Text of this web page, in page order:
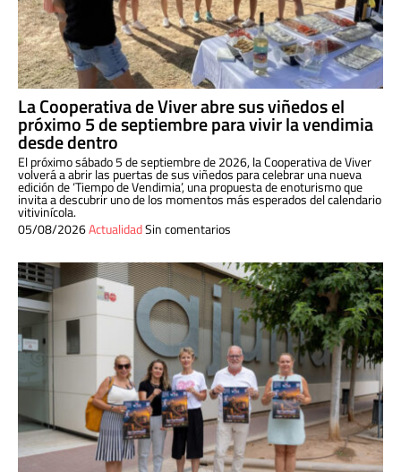
La Cooperativa de Viver abre sus viñedos el
próximo 5 de septiembre para vivir la vendimia
desde dentro
El próximo sábado 5 de septiembre de 2026, la Cooperativa de Viver
volverá a abrir las puertas de sus viñedos para celebrar una nueva
edición de ‘Tiempo de Vendimia’, una propuesta de enoturismo que
invita a descubrir uno de los momentos más esperados del calendario
vitivinícola.
05/08/2026ActualidadSin comentarios